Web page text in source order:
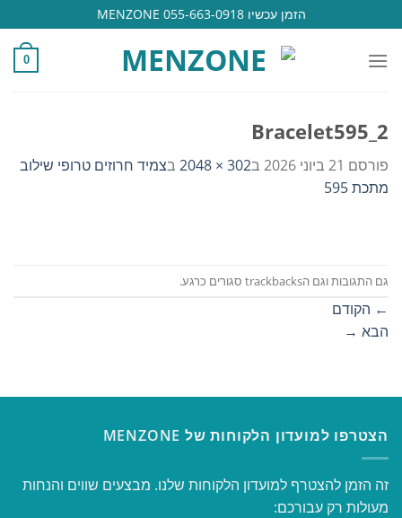
to
content
הזמן עכשיו 055-663-0918 MENZONE
0
Bracelet595_2
פורסם 21 ביוני 2026 ב302 × 2048 בצמיד חרוזים טרופי שילוב
מתכת 595
גם התגובות וגם הtrackbacks סגורים כרגע.
← הקודם
הבא →
הצטרפו למועדון הלקוחות של MENZONE
זה הזמן להצטרף למועדון הלקוחות שלנו. מבצעים שווים והנחות
מעולות רק עבורכם: